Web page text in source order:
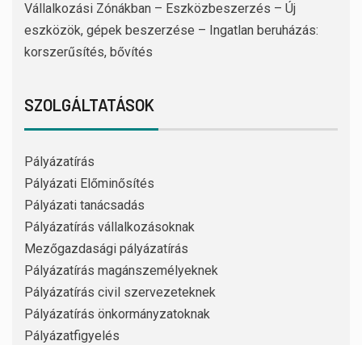
Vállalkozási Zónákban – Eszközbeszerzés – Új
eszközök, gépek beszerzése – Ingatlan beruházás:
korszerűsítés, bővítés
SZOLGÁLTATÁSOK
Pályázatírás
Pályázati Előminősítés
Pályázati tanácsadás
Pályázatírás vállalkozásoknak
Mezőgazdasági pályázatírás
Pályázatírás magánszemélyeknek
Pályázatírás civil szervezeteknek
Pályázatírás önkormányzatoknak
Pályázatfigyelés